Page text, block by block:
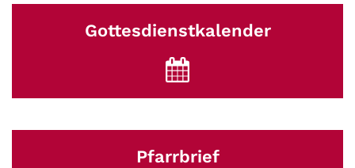
Gottesdienstkalender
Pfarrbrief